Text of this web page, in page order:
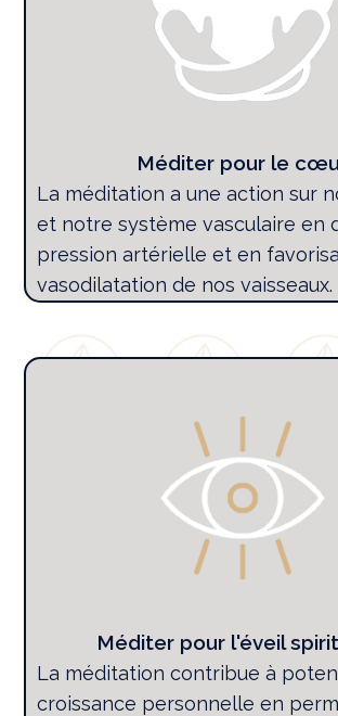
Méditer pour le
La méditation a une action sur
et notre système vasculaire en
pression artérielle et en
vasodilatation de nos vaisseaux.
Méditer pour l'éveil
La méditation contribue à
croissance personnelle en